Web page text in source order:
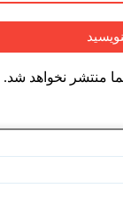
منتشر نخواهد شد.